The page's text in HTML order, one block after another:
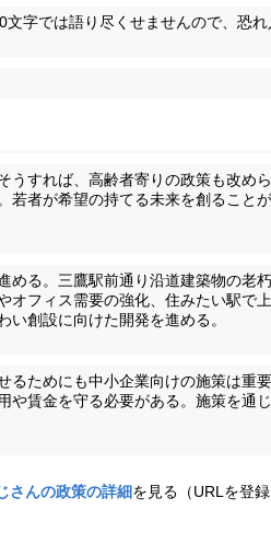
字では語り尽くせませんので、恐
うすれば、高齢者寄りの政策も改め
若者が希望の持てる未来を創ることが
める。三鷹駅前通り沿道建築物の老
オフィス需要の強化、住みたい駅で
創設に向けた開発を進める。
るためにも中小企業向けの施策は重
や賃金を守る必要がある。施策を通
さんの政策の詳細を見る（URLを登